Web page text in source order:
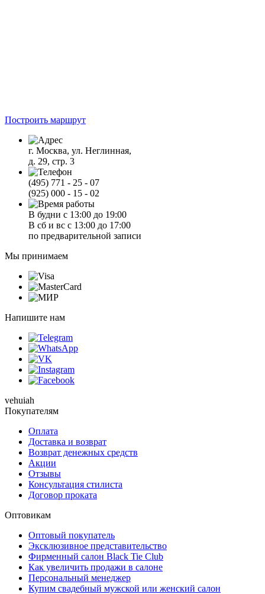
Построить маршрут
г. Москва, ул. Неглинная,
д. 29, стр. 3
(495) 771 - 25 - 07
(925) 000 - 15 - 02
В будни с 13:00 до 19:00
В сб и вс с 13:00 до 17:00
по предварительной записи
Мы принимаем
Напишите нам
vehuiah
Покупателям
Оплата
Доставка и возврат
Возврат денежных средств
Акции
Отзывы
Консультация стилиста
Договор проката
Оптовикам
Оптовый покупатель
Эксклюзивное представительство
Фирменный салон Black Tie Club
Как увеличить продажи в салоне
Персональный менеджер
Купим свадебный мужской или женский салон